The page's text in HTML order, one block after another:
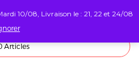
Articles
10/08, Livraison le : 21, 22 et 24/08